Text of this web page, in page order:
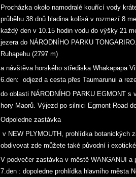
Procházka okolo namodralé kouřící vody
průběhu 38 dnů hladina kolísá v rozmezí 8
každý den v 10.15 hodin vodu do výšky 21
jezera do NÁRODNÍHO PARKU
Ruhapehu (2797 m)
a návštěva horského střediska Whakapapa
6.den: odjezd a cesta přes Taumarunui a
do oblasti NÁRODNÍHO PARKU EGMONT
hory Maorů. Výjezd po silnici Egmont Road
Odpoledne zastávka
v NEW PLYMOUTH, prohlídka botanických
obdivovat zde můžete také původní i
V podvečer zastávka v městě WANGANUI a
7.den : dopoledne prohlídka hlavního města